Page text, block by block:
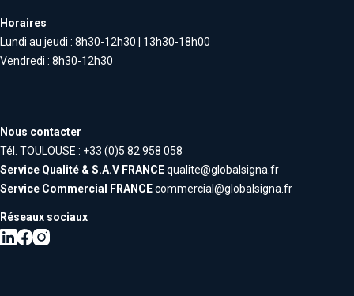
Horaires
Lundi au jeudi : 8h30-12h30 | 13h30-18h00
Vendredi : 8h30-12h30
Nous contacter
Tél. TOULOUSE : +33 (0)5 82 958 058
Service Qualité & S.A.V FRANCEqualite@globalsigna.fr
Service Commercial FRANCEcommercial@globalsigna.fr
Réseaux sociaux